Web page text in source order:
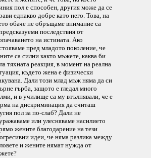
пол е способен, другия може да се
еднакво добре като него. Това, на
обаче не обръщаме внимание са
последствия от
на истината. Ако
пред младото поколение, че
са силни както мъжете, каква би
тяхната реакция, в момент на реална
където жена е физически
Дали този млад мъж няма да си
гърба, защото е гледал много
и в училище са му втълпявали, че е
на дискриминация да считаш
пол за по-слаб? Дали не
или улесняваме насилието
жените благодарение на тези
идеи, че няма разлика между
и жените нямат нужда от